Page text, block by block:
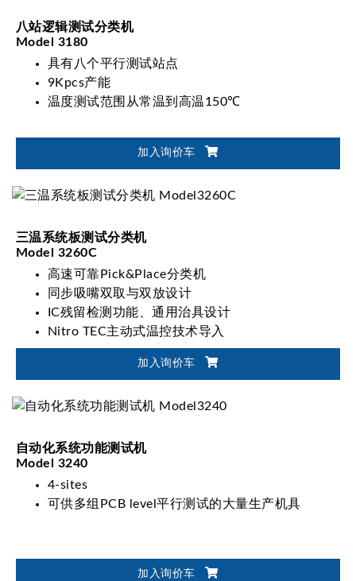
八站逻辑测试分类机
Model 3180
具有八个平行测试站点
9Kpcs产能
温度测试范围从常温到高温150℃
加入询价车
三温系统板测试分类机
Model 3260C
高速可靠Pick&Place分类机
同步吸嘴双取与双放设计
IC残留检测功能、通用治具设计
Nitro TEC主动式温控技术导入
更快速的升降温反应速度
加入询价车
自动化系统功能测试机
Model 3240
4-sites
可供多组PCB level平行测试的大量生产机具
加入询价车